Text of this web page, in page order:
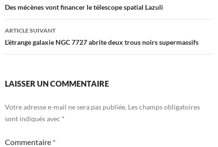
des
articles
Des mécènes vont financer le télescope spatial Lazuli
ARTICLE SUIVANT
L’étrange galaxie NGC 7727 abrite deux trous noirs supermassifs
LAISSER UN COMMENTAIRE
Votre adresse e-mail ne sera pas publiée. Les champs obligatoires
sont indiqués avec *
Commentaire *